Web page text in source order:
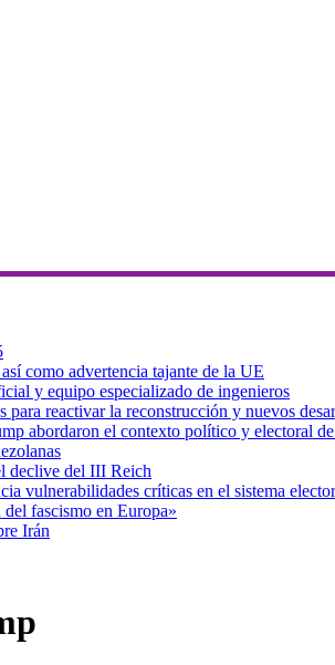
como advertencia tajante de la UE
y equipo especializado de ingenieros
reactivar la reconstrucción y nuevos
abordaron el contexto político y electoral
declive del III Reich
vulnerabilidades críticas en el sistema
fascismo en Europa»
Irán